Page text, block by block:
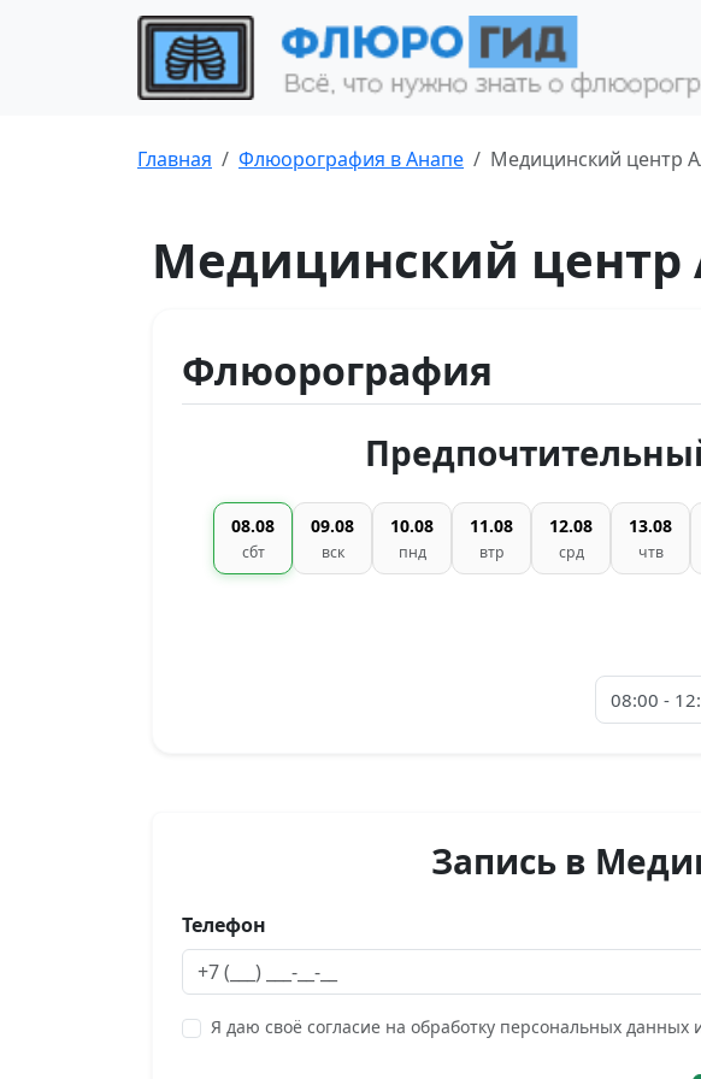
Главная Флюорография в Анапе Медицинский центр
Медицинский
Флюорография
08.08
сбт
09.08
вск
10.08
пнд
11.08
втр
12.08
срд
13.08
чтв
08:00 -
Запись в
Телефон
Я даю своё согласие на обработку персональных